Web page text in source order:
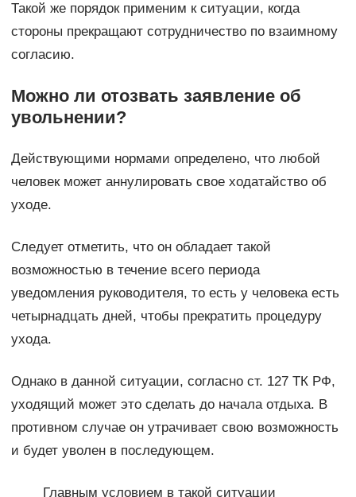
Такой же порядок применим к ситуации, когда
стороны прекращают сотрудничество по взаимному
согласию.
Можно ли отозвать заявление об
увольнении?
Действующими нормами определено, что любой
человек может аннулировать свое ходатайство об
уходе.
Следует отметить, что он обладает такой
возможностью в течение всего периода
уведомления руководителя, то есть у человека есть
четырнадцать дней, чтобы прекратить процедуру
ухода.
Однако в данной ситуации, согласно ст. 127 ТК РФ,
уходящий может это сделать до начала отдыха. В
противном случае он утрачивает свою возможность
и будет уволен в последующем.
Главным условием в такой ситуации